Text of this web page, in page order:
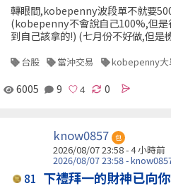
轉眼間,kobepenny波段單不就要
(kobepenny不會說自己100%,但
到自己該拿的!) (七月份不好做,但是
台股 當沖交易 kobepenny大
6005 9 0
know0857 包
2026/08/07 23:58 -4 小時前
2026/08/07 23:58 -
81 下禮拜一的財神已向